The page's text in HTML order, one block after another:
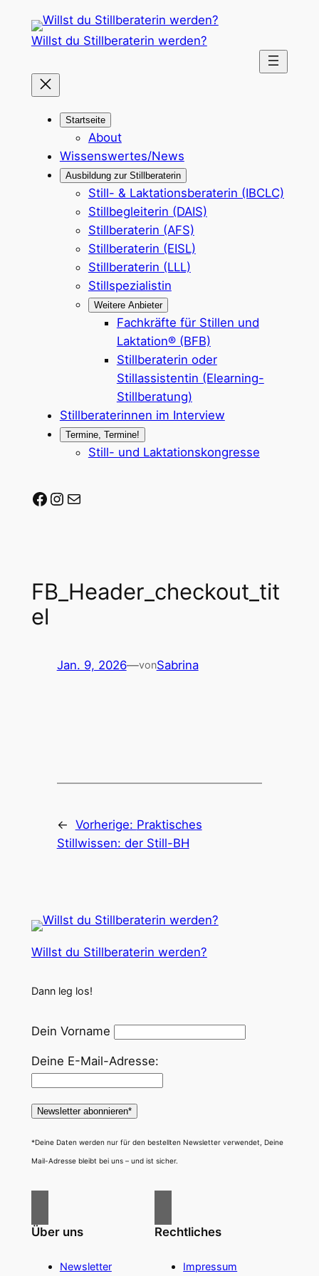
Inhalt
Willst du Stillberaterin werden?
Startseite
About
Wissenswertes/News
Ausbildung zur Stillberaterin
Still- & Laktationsberaterin (IBCLC)
Stillbegleiterin (DAIS)
Stillberaterin (AFS)
Stillberaterin (EISL)
Stillberaterin (LLL)
Stillspezialistin
Weitere Anbieter
Fachkräfte für Stillen und
Laktation® (BFB)
Stillberaterin oder
Stillassistentin (Elearning-
Stillberatung)
Stillberaterinnen im Interview
Termine, Termine!
Still- und Laktationskongresse
Stillberaterin-werden auf Facebook
Stillberaterin-werden auf Instagram
Mail-Adresse
FB_Header_checkout_tit
el
Jan. 9, 2026—vonSabrina
← Vorherige: Praktisches
Stillwissen: der Still-BH
Willst du Stillberaterin werden?
Dann leg los!
Dein Vorname
Deine E-Mail-Adresse:
*Deine Daten werden nur für den bestellten Newsletter verwendet, Deine
Mail-Adresse bleibt bei uns – und ist sicher.
Über uns
Newsletter
Rechtliches
Impressum